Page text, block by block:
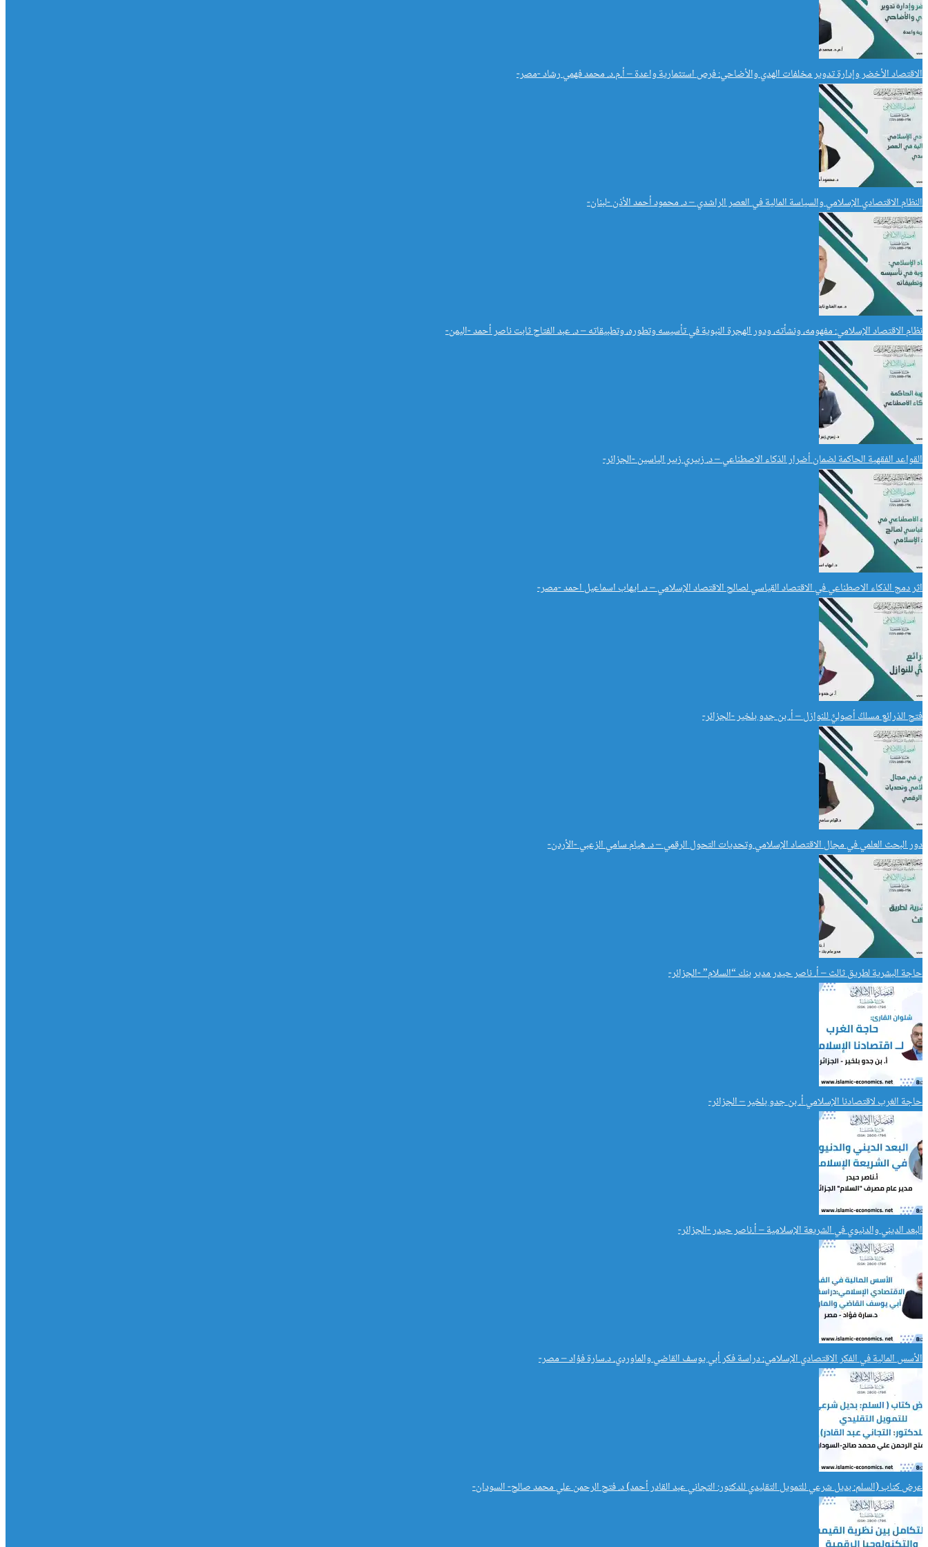
الاقتصاد الأخضر وإدارة تدوير مخلفات الهدي والأضاحي: فرص استثمارية واعدة – أ.م.د. محمد فهمي رشاد -مصر-
النظام الاقتصادي الإسلامي والسياسة المالية في العصر الراشدي – د. محمود أحمد الأذن -لبنان-
نظام الاقتصاد الإسلامي: مفهومه، ونشأته، ودور الهجرة النبوية في تأسيسه وتطوره، وتطبيقاته – د. عبد الفتاح ثابت ناصر أحمد -اليمن-
القواعد الفقهية الحاكمة لضمان أضرار الذكاء الاصطناعي – د. زبيري زبير الياسين -الجزائر-
اثر دمج الذكاء الاصطناعي في الاقتصاد القياسي لصالح الاقتصاد الإسلامي – د. ايهاب اسماعيل احمد -مصر-
فتح الذرائع مسلكُ أصوليٌّ للنوازل – أ. بن جدو بلخير -الجزائر-
دور البحث العلمي في مجال الاقتصاد الإسلامي وتحديات التحول الرقمي – د. هيام سامي الزعبي -الأردن-
حاجة البشرية لطريق ثالث – أ. ناصر حيدر مدير بنك “السلام” -الجزائر-
حاجة الغرب لاقتصادنا الإسلامي أ. بن جدو بلخير – الجزائر-
البعد الديني والدنيوي في الشريعة الإسلامية – أ.ناصر حيدر -الجزائر-
الأسس المالية في الفكر الاقتصادي الإسلامي: دراسة فكر أبي يوسف القاضي والماوردي. د.سارة فؤاد – مصر-
عرض كتاب (السلم: بديل شرعي للتمويل التقليدي للدكتور: التجاني عبد القادر أحمد) د. فتح الرحمن علي محمد صالح- السودان-